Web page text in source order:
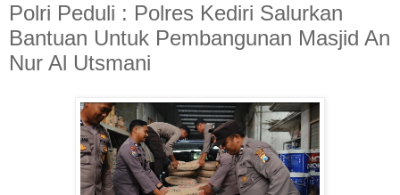
Polri Peduli : Polres Kediri Salurkan
Bantuan Untuk Pembangunan Masjid An
Nur Al Utsmani